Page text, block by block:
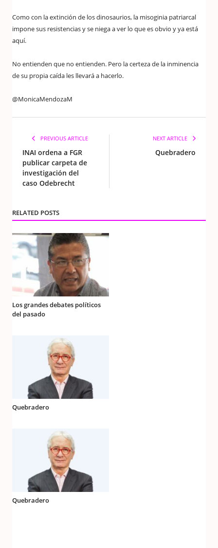
Como con la extinción de los dinosaurios, la misoginia patriarcal
impone sus resistencias y se niega a ver lo que es obvio y ya está
aquí.
No entienden que no entienden. Pero la certeza de la inminencia
de su propia caída les llevará a hacerlo.
@MonicaMendozaM
PREVIOUS ARTICLE
INAI ordena a FGR
publicar carpeta de
investigación del
caso Odebrecht
NEXT ARTICLE
Quebradero
RELATED POSTS
Los grandes debates políticos
del pasado
Quebradero
Quebradero